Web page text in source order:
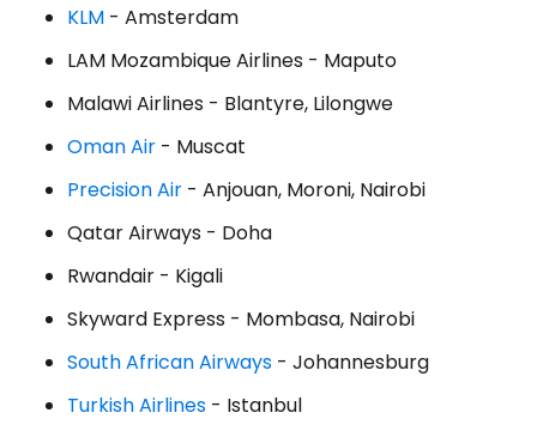
KLM - Amsterdam
LAM Mozambique Airlines - Maputo
Malawi Airlines - Blantyre, Lilongwe
Oman Air - Muscat
Precision Air - Anjouan, Moroni, Nairobi
Qatar Airways - Doha
Rwandair - Kigali
Skyward Express - Mombasa, Nairobi
South African Airways - Johannesburg
Turkish Airlines - Istanbul